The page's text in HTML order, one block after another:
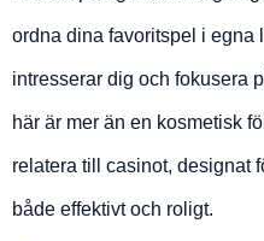
ordna dina favoritspel i egna
intresserar dig och fokusera
här är mer än en kosmetisk
relatera till casinot, designat
både effektivt och roligt.